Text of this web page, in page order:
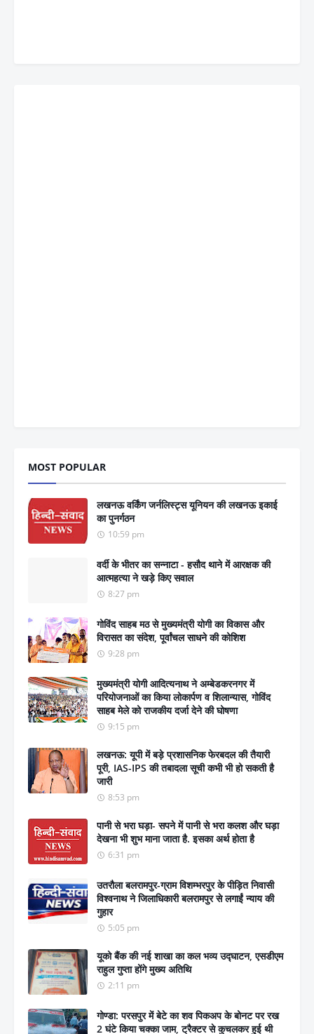
MOST POPULAR
लखनऊ वर्किंग जर्नलिस्ट्स यूनियन की लखनऊ इकाई
का पुनर्गठन
10:59 pm
वर्दी के भीतर का सन्नाटा - हसौद थाने में आरक्षक की
आत्महत्या ने खड़े किए सवाल
8:27 pm
गोविंद साहब मठ से मुख्यमंत्री योगी का विकास और
विरासत का संदेश, पूर्वांचल साधने की कोशिश
9:28 pm
मुख्यमंत्री योगी आदित्यनाथ ने अम्बेडकरनगर में
परियोजनाओं का किया लोकार्पण व शिलान्यास, गोविंद
साहब मेले को राजकीय दर्जा देने की घोषणा
9:15 pm
लखनऊ: यूपी में बड़े प्रशासनिक फेरबदल की तैयारी
पूरी, IAS-IPS की तबादला सूची कभी भी हो सकती है
जारी
8:53 pm
पानी से भरा घड़ा- सपने में पानी से भरा कलश और घड़ा
देखना भी शुभ माना जाता है. इसका अर्थ होता है
6:31 pm
उतरौला बलरामपुर-ग्राम विशम्भरपुर के पीड़ित निवासी
विश्वनाथ ने जिलाधिकारी बलरामपुर से लगाईं न्याय की
गुहार
5:05 pm
यूको बैंक की नई शाखा का कल भव्य उद्घाटन, एसडीएम
राहुल गुप्ता होंगे मुख्य अतिथि
2:11 pm
गोण्डा: परसपुर में बेटे का शव पिकअप के बोनट पर रख
2 घंटे किया चक्का जाम, ट्रैक्टर से कुचलकर हुई थी